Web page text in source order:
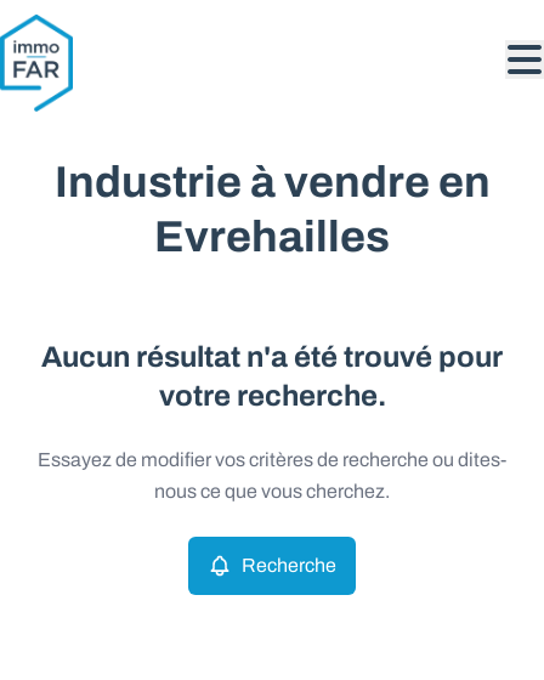
Aller au contenu principal
Industrie à vendre en
Evrehailles
Aucun résultat n'a été trouvé pour
votre recherche.
Essayez de modifier vos critères de recherche ou dites-
nous ce que vous cherchez.
Recherche